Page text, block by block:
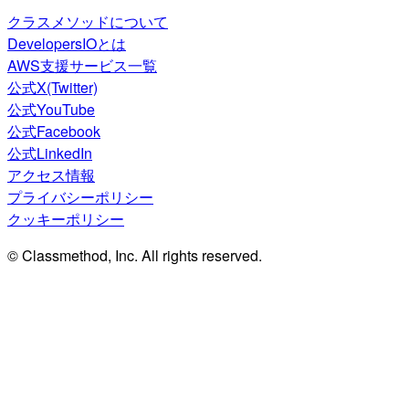
クラスメソッドについて
DevelopersIOとは
AWS支援サービス一覧
公式X(Twitter)
公式YouTube
公式Facebook
公式LinkedIn
アクセス情報
プライバシーポリシー
クッキーポリシー
© Classmethod, Inc. All rights reserved.